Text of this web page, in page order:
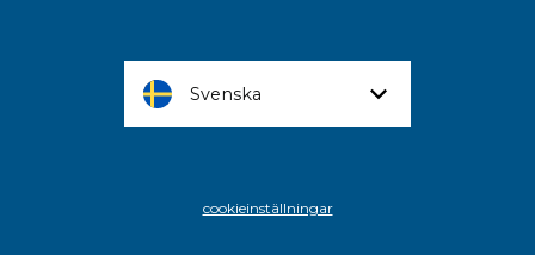
Svenska
cookieinställningar